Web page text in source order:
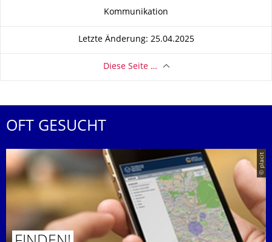
Kommunikation
Letzte Änderung: 25.04.2025
Diese Seite …
OFT GESUCHT
© placit